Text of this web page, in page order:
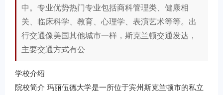
中。专业优势热门专业包括商科管理类、健康相
关、临床科学、教育、心理学、表演艺术等等。出
行交通像美国其他城市一样，斯克兰顿交通发达，
主要交通方式有公
学校介绍
院校简介 玛丽伍德大学是一所位于宾州斯克兰顿市的私立